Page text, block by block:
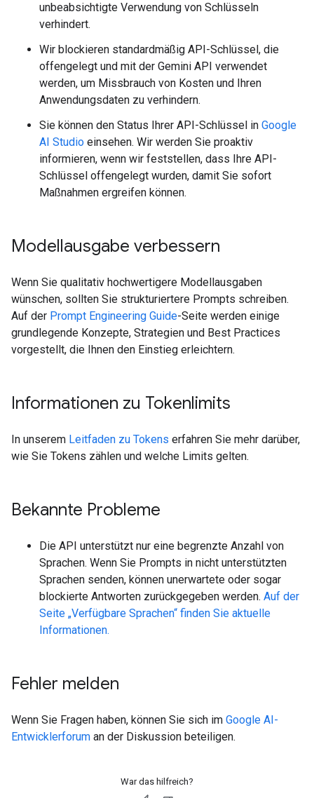
unbeabsichtigte Verwendung von Schlüsseln
verhindert.
Wir blockieren standardmäßig API-Schlüssel, die
offengelegt und mit der Gemini API verwendet
werden, um Missbrauch von Kosten und Ihren
Anwendungsdaten zu verhindern.
Sie können den Status Ihrer API-Schlüssel in Google
AI Studio einsehen. Wir werden Sie proaktiv
informieren, wenn wir feststellen, dass Ihre API-
Schlüssel offengelegt wurden, damit Sie sofort
Maßnahmen ergreifen können.
Modellausgabe verbessern
Wenn Sie qualitativ hochwertigere Modellausgaben
wünschen, sollten Sie strukturiertere Prompts schreiben.
Auf der Prompt Engineering Guide-Seite werden einige
grundlegende Konzepte, Strategien und Best Practices
vorgestellt, die Ihnen den Einstieg erleichtern.
Informationen zu Tokenlimits
In unserem Leitfaden zu Tokens erfahren Sie mehr darüber,
wie Sie Tokens zählen und welche Limits gelten.
Bekannte Probleme
Die API unterstützt nur eine begrenzte Anzahl von
Sprachen. Wenn Sie Prompts in nicht unterstützten
Sprachen senden, können unerwartete oder sogar
blockierte Antworten zurückgegeben werden. Auf der
Seite „Verfügbare Sprachen“ finden Sie aktuelle
Informationen.
Fehler melden
Wenn Sie Fragen haben, können Sie sich im Google AI-
Entwicklerforum an der Diskussion beteiligen.
War das hilfreich?